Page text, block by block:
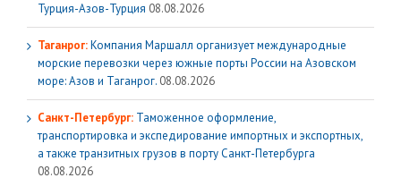
Турция-Азов-Турция 08.08.2026
Таганрог:Компания Маршалл организует международные
морские перевозки через южные порты России на Азовском
море: Азов и Таганрог. 08.08.2026
Санкт-Петербург: Таможенное оформление,
транспортировка и экспедирование импортных и экспортных,
а также транзитных грузов в порту Санкт-Петербурга
08.08.2026